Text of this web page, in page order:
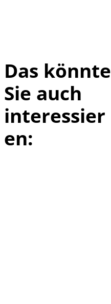
Das könnte
Sie auch
interessier
en: